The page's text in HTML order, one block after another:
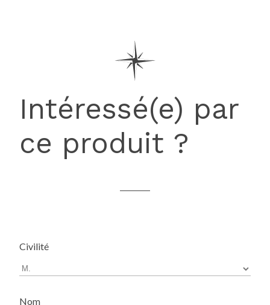
Intéressé(e) par
ce produit ?
Civilité
Nom